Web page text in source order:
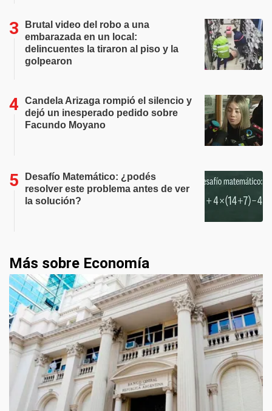
Brutal video del robo a una
embarazada en un local:
delincuentes la tiraron al piso y la
golpearon
Candela Arizaga rompió el silencio y
dejó un inesperado pedido sobre
Facundo Moyano
Desafío Matemático: ¿podés
resolver este problema antes de ver
la solución?
Más sobre Economía